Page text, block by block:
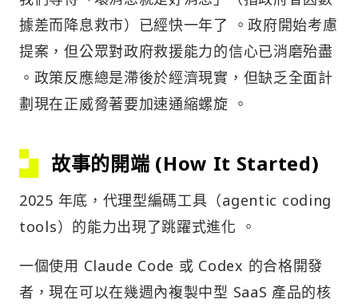
據差而降息救市）已經快一年了 。政府開始考慮
提案，但公眾對政府救援能力的信心已消磨殆盡
。政策反應總是滯後於經濟現實，但缺乏全面計
劃現在正威脅著要加速通縮螺旋 。
故事的開端 (How It Started)
2025 年底，代理型編碼工具（agentic coding
tools）的能力出現了跳躍式進化 。
一個使用 Claude Code 或 Codex 的合格開發
者，現在可以在幾週內複製中型 SaaS 產品的核